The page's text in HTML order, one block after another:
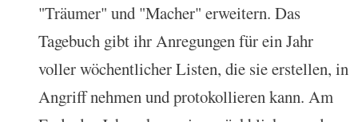
"Träumer" und "Macher" erweitern. Das
Tagebuch gibt ihr Anregungen für ein Jahr
voller wöchentlicher Listen, die sie erstellen, in
Angriff nehmen und protokollieren kann. Am